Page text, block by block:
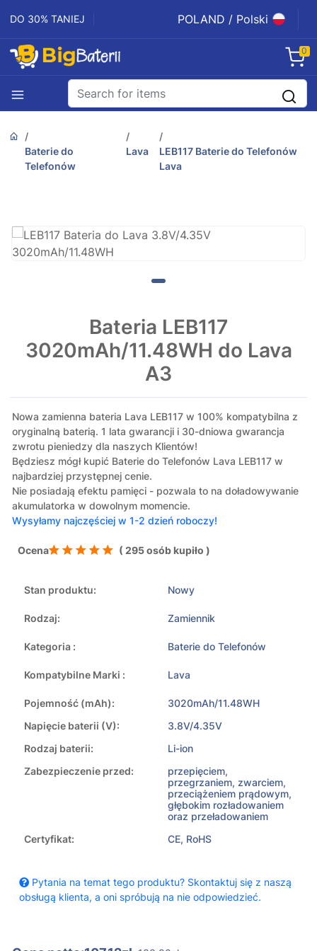
DO 30% TANIEJ POLAND / Polski
0
Baterie do
Telefonów
Lava
LEB117 Baterie do Telefonów
Lava
Bateria LEB117
3020mAh/11.48WH do Lava
A3
Nowa zamienna bateria Lava LEB117 w 100% kompatybilna z
oryginalną baterią. 1 lata gwarancji i 30-dniowa gwarancja
zwrotu pieniedzy dla naszych Klientów!
Będziesz mógł kupić Baterie do Telefonów Lava LEB117 w
najbardziej przystępnej cenie.
Nie posiadają efektu pamięci - pozwala to na doładowywanie
akumulatorka w dowolnym momencie.
Wysyłamy najczęściej w 1-2 dzień roboczy!
Ocena ( 295 osób kupiło )
Stan produktu: Nowy
Rodzaj: Zamiennik
Kategoria : Baterie do Telefonów
Kompatybilne Marki : Lava
Pojemność (mAh):
3020mAh/11.48WH
Napięcie baterii (V):
3.8V/4.35V
Rodzaj baterii:
Li-ion
Zabezpieczenie przed:
przepięciem,
przegrzaniem, zwarciem,
przeciążeniem prądowym,
głębokim rozładowaniem
oraz przeładowaniem
Certyfikat:
CE, RoHS
Pytania na temat tego produktu? Skontaktuj się z naszą
obsługą klienta, a oni spróbują na nie odpowiedzieć.